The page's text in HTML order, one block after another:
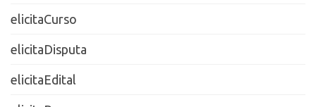
elicitaCurso
elicitaDisputa
elicitaEdital